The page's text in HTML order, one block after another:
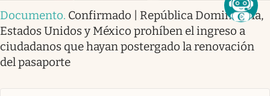
Documento. Confirmado | República Dominicana,
Estados Unidos y México prohíben el ingreso a
ciudadanos que hayan postergado la renovación
del pasaporte